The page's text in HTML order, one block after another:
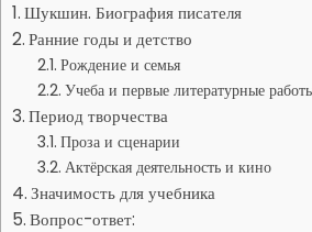
Шукшин. Биография писателя
Ранние годы и детство
Рождение и семья
Учеба и первые литературные
Период творчества
Проза и сценарии
Актёрская деятельность и кино
Значимость для учебника
Вопрос-ответ: